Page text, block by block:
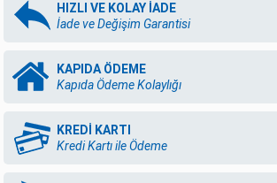
HIZLI VE KOLAY İADE
İade ve Değişim Garantisi
KAPIDA ÖDEME
Kapıda Ödeme Kolaylığı
KREDİ KARTI
Kredi Kartı ile Ödeme